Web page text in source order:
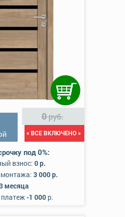
0руб.
« ВСЕ ВКЛЮЧЕНО »
под 0%:
взнос: 0 р.
3 000 р.
месяца
-1 000р.